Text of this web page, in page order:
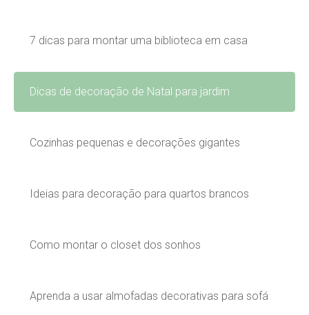
7 dicas para montar uma biblioteca em casa
Dicas de decoração de Natal para jardim
Cozinhas pequenas e decorações gigantes
Ideias para decoração para quartos brancos
Como montar o closet dos sonhos
Aprenda a usar almofadas decorativas para sofá